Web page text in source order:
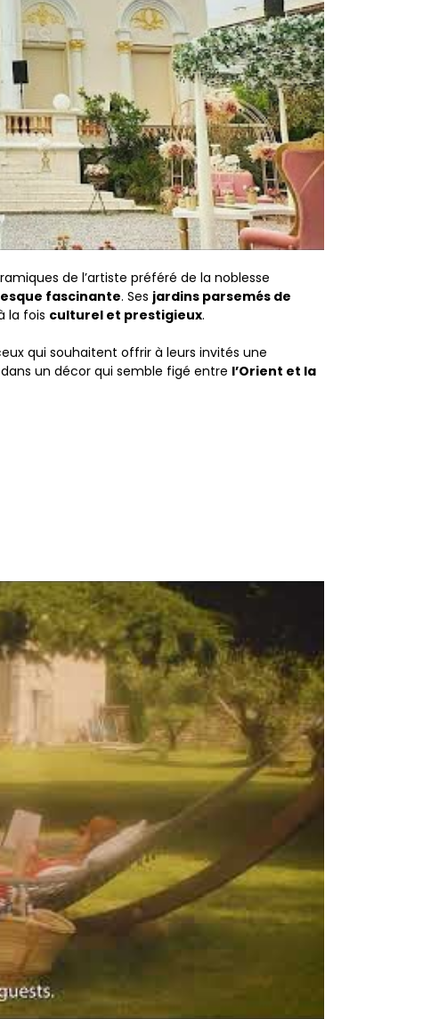
de l’artiste préféré de la noblesse
fascinante. Ses jardins parsemés de
la fois culturel et prestigieux.
qui souhaitent offrir à leurs invités une
un décor qui semble figé entre l’Orient et la